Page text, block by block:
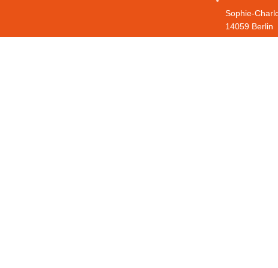
Sophie-
14059 Berlin